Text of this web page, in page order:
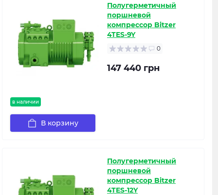
в наличии
Полугерметичный
поршневой
компрессор Bitzer
4TES-9Y
0
147 440 грн
В корзину
Полугерметичный
поршневой
компрессор Bitzer
4TES-12Y